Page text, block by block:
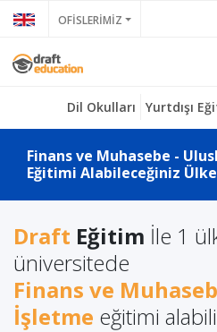
OFİSLERİMİZ
Dil Okulları Yurtdışı
Finans ve Muhasebe -
Eğitimi Alabileceğiniz
Draft Eğitim İle 1
üniversitede
Finans ve
İşletme eğitimi